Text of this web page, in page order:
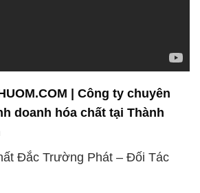
| Công ty chuyên
doanh hóa chất tại Thành
Đắc Trường Phát – Đối Tác